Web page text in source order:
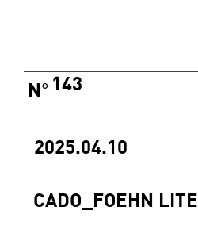
2025.04.10
CADO_FOEHN LITE
143
N°